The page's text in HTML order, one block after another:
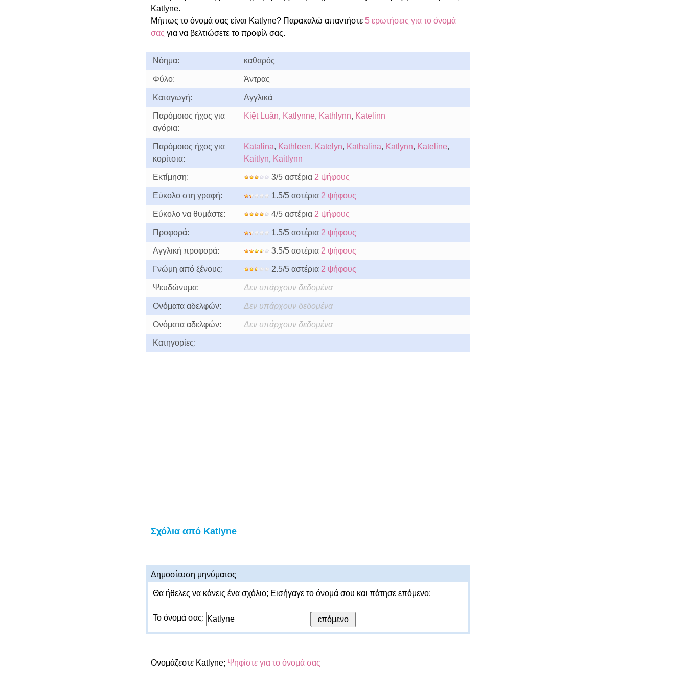
Katlyne.
Μήπως το όνομά σας είναι Katlyne? Παρακαλώ απαντήστε5 ερωτήσεις για το όνομά
σας για να βελτιώσετε το προφίλ σας.
Νόημα: καθαρός
Φύλο: Άντρας
Καταγωγή: Αγγλικά
Παρόμοιος ήχος για
αγόρια:
Kiệt Luân, Katlynne, Kathlynn, Katelinn
Παρόμοιος ήχος για
κορίτσια:
Katalina, Kathleen, Katelyn, Kathalina, Katlynn, Kateline,
Kaitlyn, Kaitlynn
Εκτίμηση: 3/5 αστέρια 2 ψήφους
Εύκολο στη γραφή: 1.5/5 αστέρια 2 ψήφους
Εύκολο να θυμάστε: 4/5 αστέρια 2 ψήφους
Προφορά: 1.5/5 αστέρια 2 ψήφους
Αγγλική προφορά: 3.5/5 αστέρια 2 ψήφους
Γνώμη από ξένους: 2.5/5 αστέρια 2 ψήφους
Ψευδώνυμα: Δεν υπάρχουν δεδομένα
Ονόματα αδελφών: Δεν υπάρχουν δεδομένα
Ονόματα αδελφών: Δεν υπάρχουν δεδομένα
Κατηγορίες:
Σχόλια από Katlyne
Δημοσίευση μηνύματος
Θα ήθελες να κάνεις ένα σχόλιο; Εισήγαγε το όνομά σου και πάτησε επόμενο:
Το όνομά σας:
Ονομάζεστε Katlyne; Ψηφίστε για το όνομά σας